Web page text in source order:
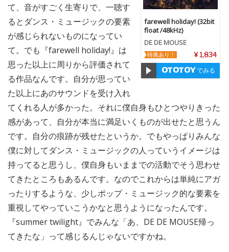
farewell holiday! (32bit
float /48kHz)
DE DE MOUSE
¥ 1,834
特典あり！
でみる
て、音がすごく生寄りで、一聴す
るとダンス・ミュージックの要素
が感じられないものになってい
て。でも『farewell holiday!』は
思った以上に周りから評価されて
る作品なんです。自分が思ってい
た以上にあのサウンドを受け入れ
てくれる人が多かった。それに僕自身もひとつやりきった
感があって、自分が本当に満足いくものが出せたと思うん
です。自分の痕跡が残せたというか。でもやっぱりみんな
僕に対してダンス・ミュージックの人っていうイメージは
持ってると思うし、僕自身もいままでの活動でそう思わせ
てきたところもあるんです。なのでこれからは単純にアガ
ったりするような、少しポップ・ミュージック的な要素を
重視してやっていこうかなと思うようになったんです。
『summer twilight』でみんな「あ、DE DE MOUSE帰っ
てきたな」って感じるんじゃないですかね。